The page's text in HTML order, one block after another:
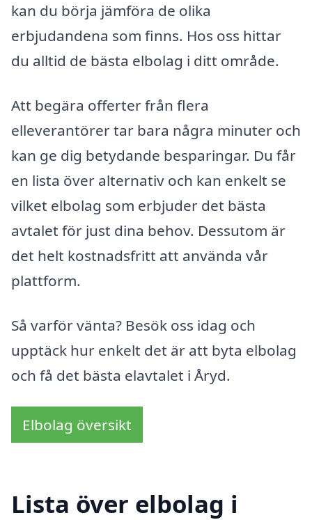
kan du börja jämföra de olika
erbjudandena som finns. Hos oss hittar
du alltid de bästa elbolag i ditt område.
Att begära offerter från flera
elleverantörer tar bara några minuter och
kan ge dig betydande besparingar. Du får
en lista över alternativ och kan enkelt se
vilket elbolag som erbjuder det bästa
avtalet för just dina behov. Dessutom är
det helt kostnadsfritt att använda vår
plattform.
Så varför vänta? Besök oss idag och
upptäck hur enkelt det är att byta elbolag
och få det bästa elavtalet i Åryd.
Elbolag översikt
Lista över elbolag i